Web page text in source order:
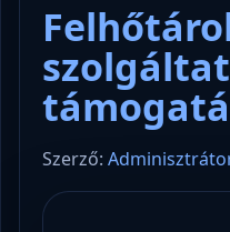
Szerző: